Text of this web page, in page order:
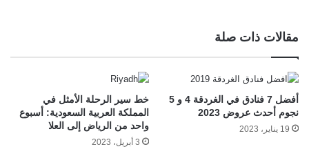
مقالات ذات صلة
أفضل 7 فنادق في الغردقة 4 و 5
نجوم أحدث عروض 2023
19 يناير، 2023
خط سير الرحلة الأمثل في
المملكة العربية السعودية: أسبوع
واحد من الرياض إلى العلا
3 أبريل، 2023